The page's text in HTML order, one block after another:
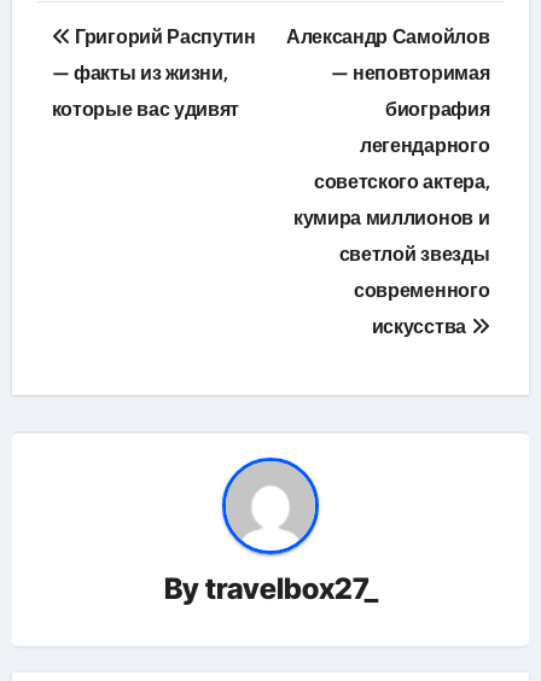
Навигация
по
записям
Григорий Распутин
— факты из жизни,
которые вас удивят
Александр Самойлов
— неповторимая
биография
легендарного
советского актера,
кумира миллионов и
светлой звезды
современного
искусства
Bytravelbox27_